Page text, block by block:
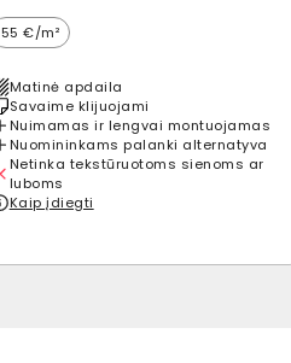
55 €/m²
Matinė apdaila
Savaime klijuojami
Nuimamas ir lengvai montuojamas
Nuomininkams palanki alternatyva
Netinka tekstūruotoms sienoms ar
luboms
Kaip įdiegti